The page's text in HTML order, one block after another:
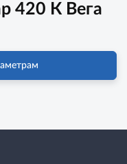
420 К Вега